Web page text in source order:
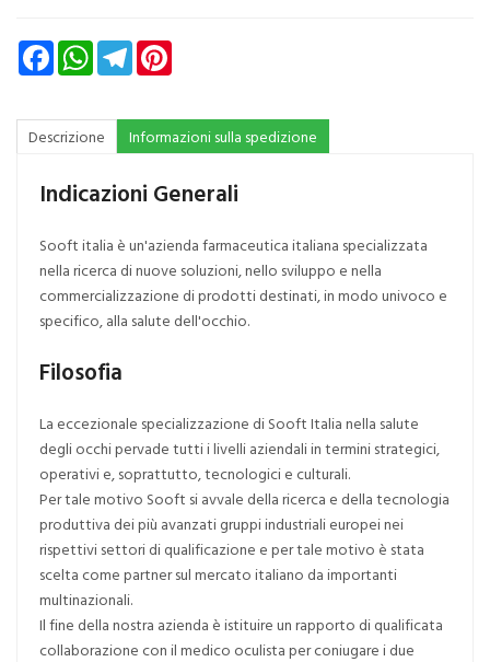
FacebookWhatsAppTelegram
Descrizione Informazioni sulla spedizione
Indicazioni Generali
Sooft italia è un'azienda farmaceutica italiana specializzata
nella ricerca di nuove soluzioni, nello sviluppo e nella
commercializzazione di prodotti destinati, in modo univoco e
specifico, alla salute dell'occhio.
Filosofia
La eccezionale specializzazione di Sooft Italia nella salute
degli occhi pervade tutti i livelli aziendali in termini strategici,
operativi e, soprattutto, tecnologici e culturali.
Per tale motivo Sooft si avvale della ricerca e della tecnologia
produttiva dei più avanzati gruppi industriali europei nei
rispettivi settori di qualificazione e per tale motivo è stata
scelta come partner sul mercato italiano da importanti
multinazionali.
Il fine della nostra azienda è istituire un rapporto di qualificata
collaborazione con il medico oculista per coniugare i due